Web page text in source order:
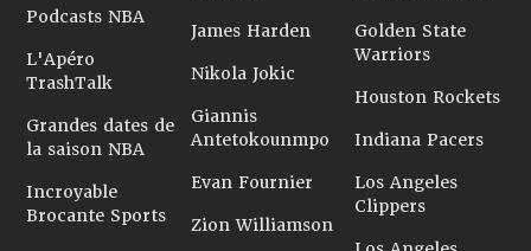
Podcasts NBA
L'Apéro
TrashTalk
Grandes dates de
la saison NBA
Incroyable
Brocante Sports
James Harden
Nikola Jokic
Giannis
Antetokounmpo
Evan Fournier
Zion Williamson
Golden State
Warriors
Houston Rockets
Indiana Pacers
Los Angeles
Clippers